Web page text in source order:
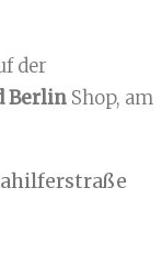
der
Berlin Shop, am